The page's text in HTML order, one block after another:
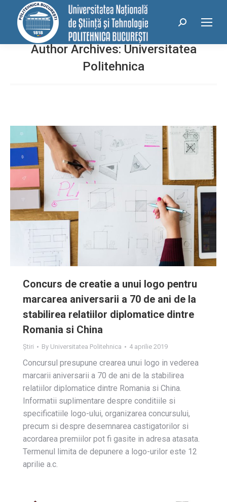
conținut
Search:
Author Archives: Universitatea
Politehnica
Concurs de creatie a unui logo pentru
marcarea aniversarii a 70 de ani de la
stabilirea relatiilor diplomatice dintre
Romania si China
Știri By Universitatea Politehnica 4 aprilie 2019
Concursul presupune crearea unui logo in vederea
marcarii aniversarii a 70 de ani de la stabilirea
relatiilor diplomatice dintre Romania si China.
Informatii suplimentare despre conditiile si
specificatiile logo-ului, organizarea concursului,
precum si despre desemnarea castigatorilor si
acordarea premiilor pot fi gasite in adresa atasata.
Termenul limita de depunere a logo-urilor este 12
aprilie a.c.